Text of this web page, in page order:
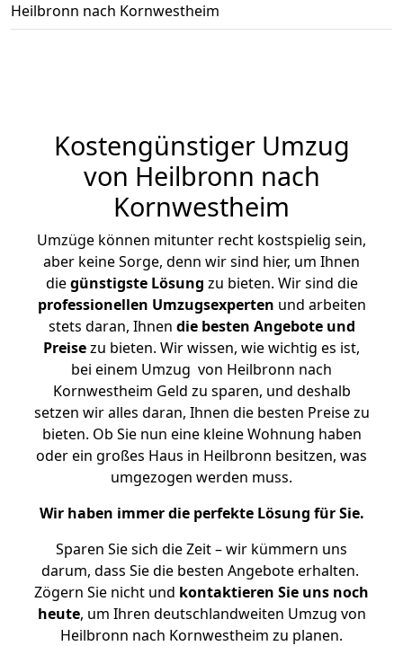
Heilbronn nach Kornwestheim
Kostengünstiger Umzug
von Heilbronn nach
Kornwestheim
Umzüge können mitunter recht kostspielig sein,
aber keine Sorge, denn wir sind hier, um Ihnen
diegünstigste Lösung zu bieten. Wir sind die
professionellen Umzugsexperten und arbeiten
stets daran, Ihnen die besten Angebote und
Preisezu bieten. Wir wissen, wie wichtig es ist,
bei einem Umzug von Heilbronn nach
Kornwestheim Geld zu sparen, und deshalb
setzen wir alles daran, Ihnen die besten Preise zu
bieten. Ob Sie nun eine kleine Wohnung haben
oder ein großes Haus in Heilbronn besitzen, was
umgezogen werden muss.
Wir haben immer die perfekte Lösung für Sie.
Sparen Sie sich die Zeit – wir kümmern uns
darum, dass Sie die besten Angebote erhalten.
Zögern Sie nicht und kontaktieren Sie uns noch
heute, um Ihren deutschlandweiten Umzug von
Heilbronn nach Kornwestheim zu planen.